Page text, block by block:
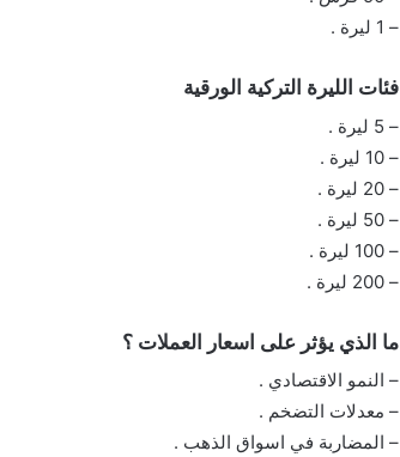
– 1 ليرة .
فئات الليرة التركية الورقية
– 5 ليرة .
– 10 ليرة .
– 20 ليرة .
– 50 ليرة .
– 100 ليرة .
– 200 ليرة .
ما الذي يؤثر على اسعار العملات ؟
– النمو الاقتصادي .
– معدلات التضخم .
– المضاربة في اسواق الذهب .